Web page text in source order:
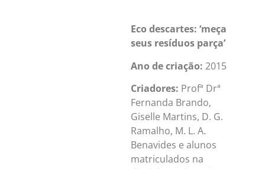
Eco descartes: ‘meça
seus resíduos parça’
Ano de criação:2015
Criadores: Profª Drª
Fernanda Brando,
Giselle Martins, D. G.
Ramalho, M. L. A.
Benavides e alunos
matriculados na